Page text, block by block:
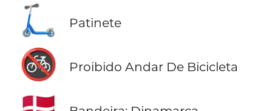
🛴 Patinete
🚳 Proibido Andar De Bicicleta